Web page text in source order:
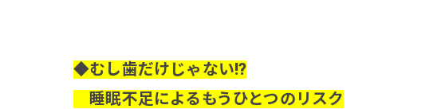
◆むし歯だけじゃない!?
睡眠不足によるもうひとつのリスク